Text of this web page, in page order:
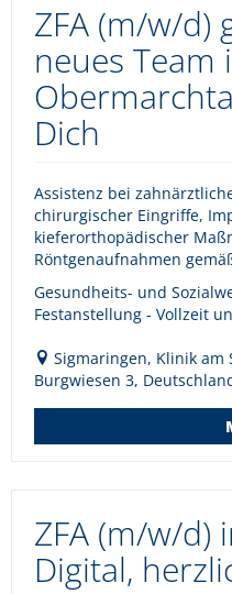
ZFA (m/w/d)
neues Team
Dich
Assistenz bei
chirurgischer Eingriffe,
kieferorthopädischer
Röntgenaufnahmen
Gesundheits- und
Festanstellung - Vollzeit
Sigmaringen, Klinik am
Burgwiesen 3,
ZFA (m/w/d)
Digital,